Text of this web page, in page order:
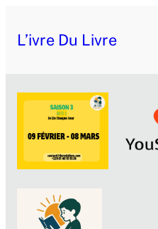
L’ivre Du Livre